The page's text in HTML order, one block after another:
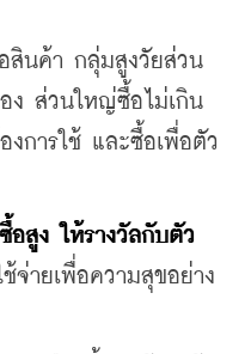
นค้า กลุ่มสูงวัยส่วน
ง ส่วนใหญ่ซื้อไม่เกิน
งการใช้ และซื้อเพื่อตัว
อสูง ให้รางวัลกับตัว
ช้จ่ายเพื่อความสุขอย่าง